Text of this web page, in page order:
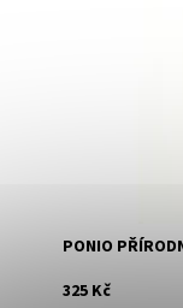
PONIO
325 Kč